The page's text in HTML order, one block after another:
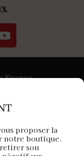
proposer la
notre boutique.
son
France
&
française